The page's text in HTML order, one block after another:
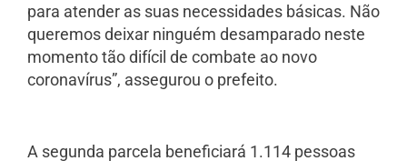
para atender as suas necessidades básicas. Não
queremos deixar ninguém desamparado neste
momento tão difícil de combate ao novo
coronavírus”, assegurou o prefeito.
A segunda parcela beneficiará 1.114 pessoas